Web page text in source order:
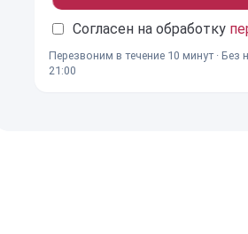
Согласен на обработку
Перезвоним в течение 10 минут ·
21:00